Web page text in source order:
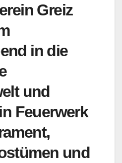
Greiz
in die
und
Feuerwerk
und